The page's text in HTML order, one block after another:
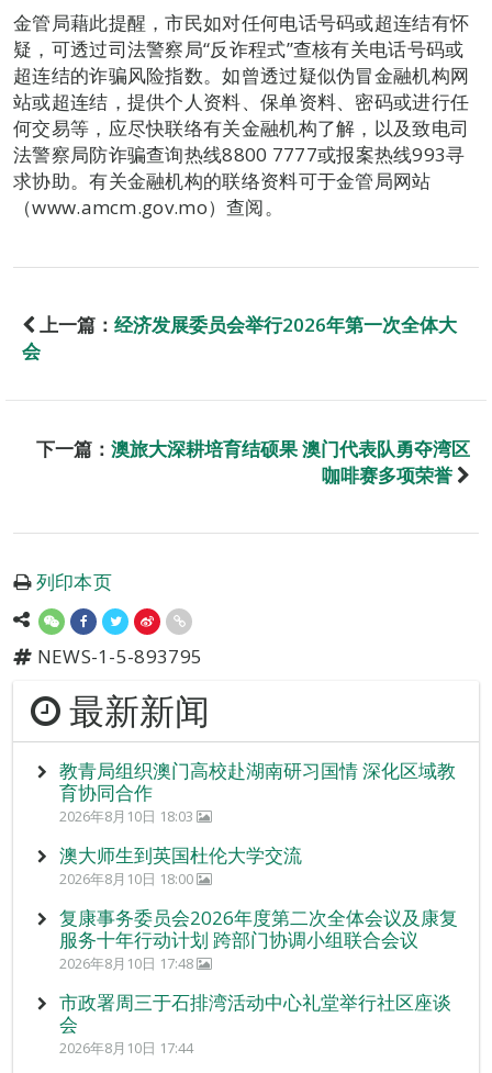
金管局藉此提醒，市民如对任何电话号码或超连结有怀
疑，可透过司法警察局“反诈程式”查核有关电话号码或
超连结的诈骗风险指数。如曾透过疑似伪冒金融机构网
站或超连结，提供个人资料、保单资料、密码或进行任
何交易等，应尽快联络有关金融机构了解，以及致电司
法警察局防诈骗查询热线8800 7777或报案热线993寻
求协助。有关金融机构的联络资料可于金管局网站
（www.amcm.gov.mo）查阅。
上一篇： 经济发展委员会举行2026年第一次全体大
会
下一篇： 澳旅大深耕培育结硕果 澳门代表队勇夺湾区
咖啡赛多项荣誉
列印本页
NEWS-1-5-893795
最新新闻
教青局组织澳门高校赴湖南研习国情 深化区域教
育协同合作
2026年8月10日 18:03
澳大师生到英国杜伦大学交流
2026年8月10日 18:00
复康事务委员会2026年度第二次全体会议及康复
服务十年行动计划 跨部门协调小组联合会议
2026年8月10日 17:48
市政署周三于石排湾活动中心礼堂举行社区座谈
会
2026年8月10日 17:44